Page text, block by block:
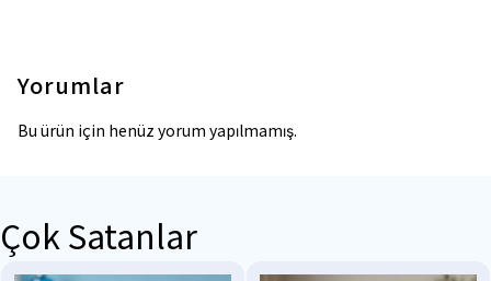
Yorumlar
Bu ürün için henüz yorum yapılmamış.
Çok Satanlar